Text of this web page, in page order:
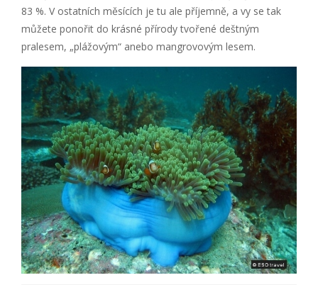
83 %. V ostatních měsících je tu ale příjemně, a vy se tak
můžete ponořit do krásné přírody tvořené deštným
pralesem, „plážovým“ anebo mangrovovým lesem.